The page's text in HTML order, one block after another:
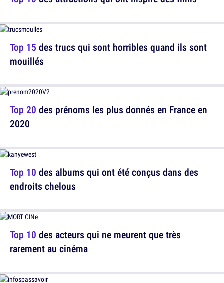
Top 20 des prénoms les plus donnés en France en
2020
Top 10 des acteurs qui ne meurent que très
rarement au cinéma
Top 15 des trucs qui sont horribles quand ils sont
mouillés
Top 10 des albums qui ont été conçus dans des
endroits chelous